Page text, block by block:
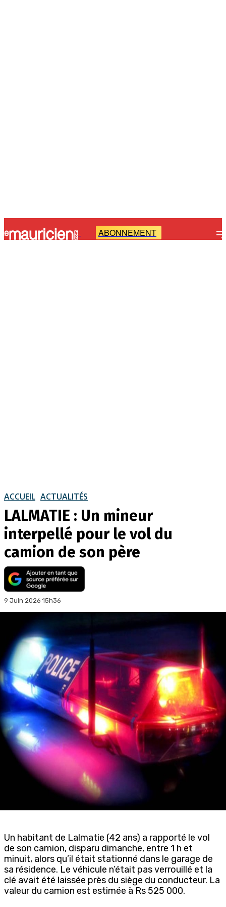
- ABONNEMENT
ACCUEIL ACTUALITÉS
LALMATIE : Un mineur
interpellé pour le vol du
camion de son père
9 Juin 2026 15h36
Un habitant de Lalmatie (42 ans) a rapporté le vol
de son camion, disparu dimanche, entre 1 h et
minuit, alors qu’il était stationné dans le garage de
sa résidence. Le véhicule n’était pas verrouillé et la
clé avait été laissée près du siège du conducteur. La
valeur du camion est estimée à Rs 525 000.